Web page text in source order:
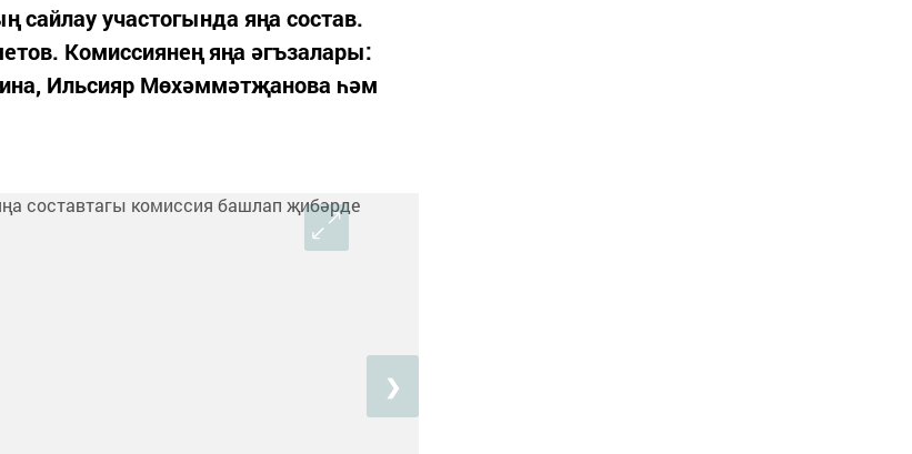
участогында яңа состав.
Комиссиянең яңа әгъзалары:
Ильсияр Мөхәммәтҗанова һәм
❯